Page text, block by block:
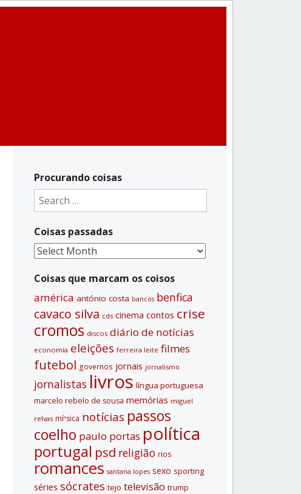
Procurando coisas
Search
for:
Coisas passadas
Coisas
Coisas que marcam os coisos
américa antónio costa bancos benfica
cavaco silva cds cinema contos crise
cromos discos diário de notí­cias
economia eleições ferreira leite filmes
futebol governos jornais jornalismo
jornalistas livros lí­ngua portuguesa
marcelo rebelo de sousa memórias miguel
relvas míºsica notí­cias passos
coelho paulo portas polí­tica
portugal psd religião rios
romances santana lopes sexo sporting
séries sócrates tejo televisão trump